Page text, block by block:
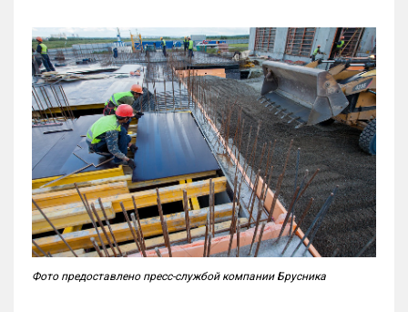
Фото предоставлено пресс-службой компании Брусника